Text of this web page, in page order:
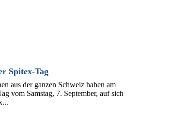
Spitex-Tag
aus der ganzen Schweiz haben am
vom Samstag, 7. September, auf sich